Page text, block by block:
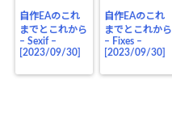
自作EAのこれ
までとこれから
– Sexif –
[2023/09/30]
自作EAのこれ
までとこれから
– Fixes –
[2023/09/30]